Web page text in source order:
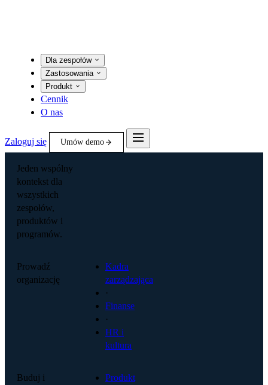
Dla zespołów
Zastosowania
Produkt
Cennik
O nas
Zaloguj się Umów demo
Jeden wspólny
kontekst dla
wszystkich
zespołów,
produktów i
programów.
Prowadź
organizację
Kadra
zarządzająca
·
Finanse
·
HR i
kultura
Buduj i
Produkt